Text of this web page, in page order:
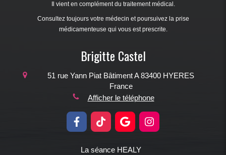
Il vient en complément du traitement médical.
Consultez toujours votre médecin et poursuivez la prise
médicamenteuse qui vous est prescrite.
Brigitte Castel
51 rue Yann Piat Bâtiment A83400 HYERES
France
Afficher le téléphone
La séance HEALY